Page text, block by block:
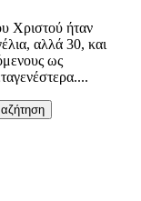
Χριστού ήταν
αλλά 30, και
ως